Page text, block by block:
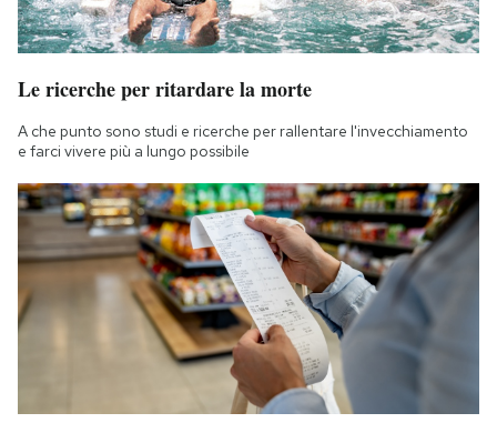
Le ricerche per ritardare la morte
A che punto sono studi e ricerche per rallentare l'invecchiamento
e farci vivere più a lungo possibile